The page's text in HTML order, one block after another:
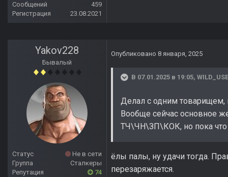
Сообщений
459
Регистрация
23.08.2021
Yakov228
Бывалый
Статус
Не в сети
Группа
Сталкеры
Репутация
74
Опубликовано 8 января, 2025
В 07.01.2025 в 19:05,
Делал с одним товарищем,
Вообще сейчас основное
ТЧ\ЧН\ЗП\КОК, но пока что
ёлы палы, ну удачи тогда.
перезаряжается.